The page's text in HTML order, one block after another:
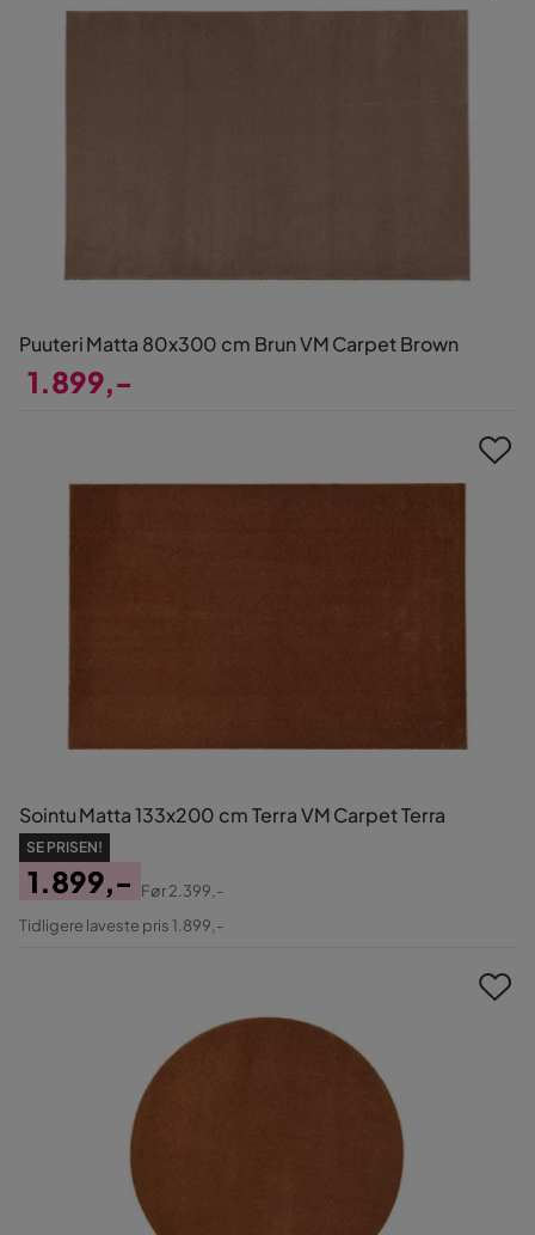
Puuteri Matta 80x300 cm Brun VM Carpet Brown
1.899,-
Sointu Matta 133x200 cm Terra VM Carpet Terra
SE PRISEN!
Pris
1.899,-
Original
Før2.399,-
Tidligere laveste pris 1.899,-